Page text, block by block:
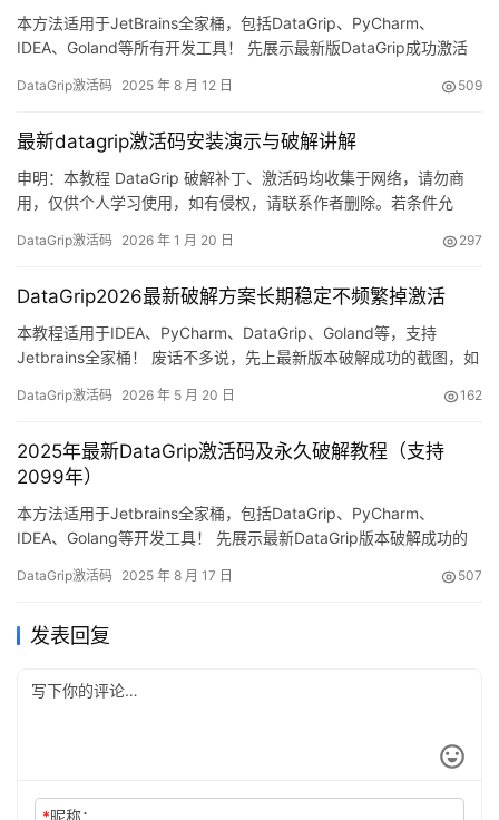
本方法适用于JetBrains全家桶，包括DataGrip、PyCharm、
IDEA、Goland等所有开发工具！ 先展示最新版DataGrip成功激活
程，一步步教你如何永久激活DataGrip到2099年。 这个方法不仅
DataGrip激活码 2025 年 8 月 12 日 509
最新datagrip激活码安装演示与破解讲解
申明：本教程 DataGrip 破解补丁、激活码均收集于网络，请勿商
用，仅供个人学习使用，如有侵权，请联系作者删除。若条件允
本破解成功的截图，如下图，可以看到已经成功破解到 2099 年
最新的DataGrip 。 如果…
DataGrip激活码 2026 年 1 月 20 日 297
DataGrip2026最新破解方案长期稳定不频繁掉激活
本教程适用于IDEA、PyCharm、DataGrip、Goland等，支持
Jetbrains全家桶！ 废话不多说，先上最新版本破解成功的截图，如
通过图文的方式, 来详细讲解如何激活DataGrip至 2099 年。 当然
统，什么版本，…
DataGrip激活码 2026 年 5 月 20 日 162
2025年最新DataGrip激活码及永久破解教程（支持
2099年）
本方法适用于Jetbrains全家桶，包括DataGrip、PyCharm、
IDEA、Golang等开发工具！ 先展示最新DataGrip版本破解成功的
用详细的图文教程，一步步教你如何将DataGrip激活至2099年。
Windows/…
DataGrip激活码 2025 年 8 月 17 日 507
发表回复